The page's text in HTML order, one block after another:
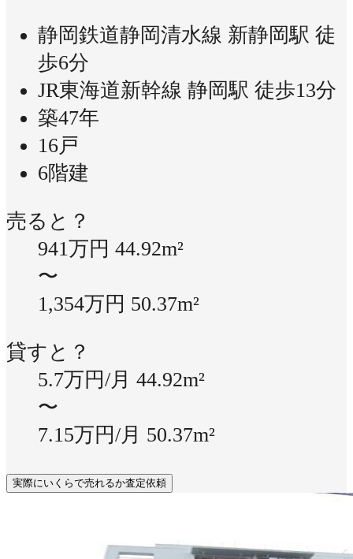
静岡鉄道静岡清水線 新静岡駅 徒
歩6分
JR東海道新幹線 静岡駅 徒歩13分
築47年
16戸
6階建
売ると？
941万円 44.92m²
〜
1,354万円 50.37m²
貸すと？
5.7万円/月 44.92m²
〜
7.15万円/月 50.37m²
実際にいくらで売れるか査定依頼